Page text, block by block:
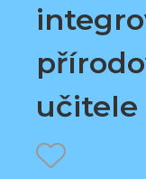
učitele